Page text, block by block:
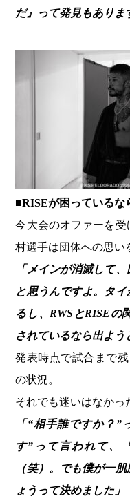
だ』って発見もありま
■RISEが困っているな
今大会のオファーを
村選手は団体への思い
「メインが消滅して
と思うんですよ。タ
るし、RWSとRISEの
されているなら出よう
発表時点で試合まで
の状況。
それでも迷いはなかっ
「“相手誰ですか？
す”って言われて、
（笑）。でも僕が一
ょうって決めました」